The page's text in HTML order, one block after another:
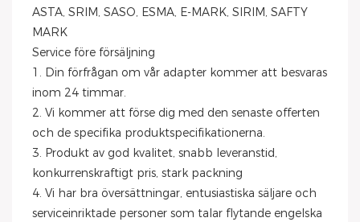
ASTA, SRIM, SASO, ESMA, E-MARK, SIRIM, SAFTY
MARK
Service före försäljning
1. Din förfrågan om vår adapter kommer att besvaras
inom 24 timmar.
2. Vi kommer att förse dig med den senaste offerten
och de specifika produktspecifikationerna.
3. Produkt av god kvalitet, snabb leveranstid,
konkurrenskraftigt pris, stark packning
4. Vi har bra översättningar, entusiastiska säljare och
serviceinriktade personer som talar flytande engelska